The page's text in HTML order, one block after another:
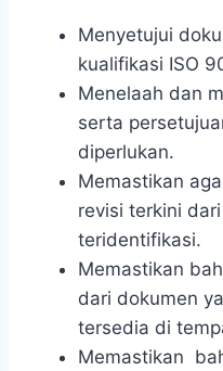
Menyetujui
kualifikasi ISO
Menelaah dan
serta
diperlukan.
Memastikan
revisi terkini
teridentifikasi.
Memastikan
dari dokumen
tersedia di
Memastikan